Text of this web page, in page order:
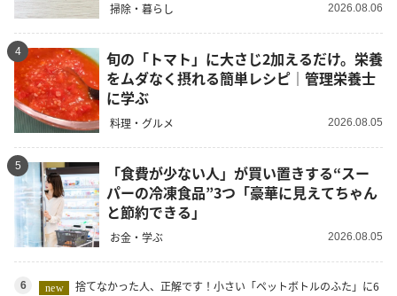
掃除・暮らし 2026.08.06
4
旬の「トマト」に大さじ2加えるだけ。栄養
をムダなく摂れる簡単レシピ｜管理栄養士
に学ぶ
料理・グルメ 2026.08.05
5
「食費が少ない人」が買い置きする“スー
パーの冷凍食品”3つ「豪華に見えてちゃん
と節約できる」
お金・学ぶ 2026.08.05
6 new
捨てなかった人、正解です！小さい「ペットボトルのふた」に6